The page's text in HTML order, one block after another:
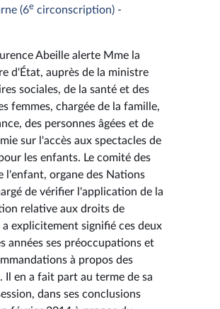
(6e circonscription) -
Abeille alerte Mme la
d'État, auprès de la ministre
sociales, de la santé et des
femmes, chargée de la famille,
des personnes âgées et de
sur l'accès aux spectacles de
les enfants. Le comité des
l'enfant, organe des Nations
de vérifier l'application de la
relative aux droits de
explicitement signifié ces deux
années ses préoccupations et
à propos des
Il en a fait part au terme de sa
dans ses conclusions